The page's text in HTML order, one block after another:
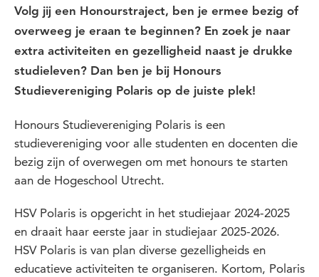
Volg jij een Honourstraject, ben je ermee bezig of
overweeg je eraan te beginnen? En zoek je naar
extra activiteiten en gezelligheid naast je drukke
studieleven? Dan ben je bij Honours
Studievereniging Polaris op de juiste plek!
Honours Studievereniging Polaris is een
studievereniging voor alle studenten en docenten die
bezig zijn of overwegen om met honours te starten
aan de Hogeschool Utrecht.
HSV Polaris is opgericht in het studiejaar 2024-2025
en draait haar eerste jaar in studiejaar 2025-2026.
HSV Polaris is van plan diverse gezelligheids en
educatieve activiteiten te organiseren. Kortom, Polaris